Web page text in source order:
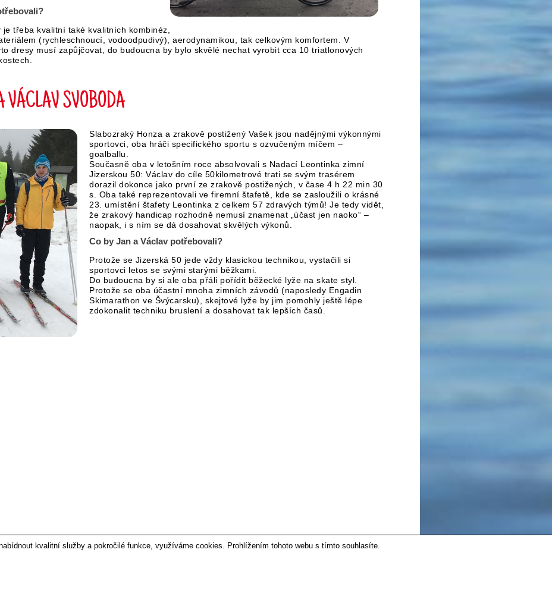
třeba kvalitní také kvalitních kombinéz,
(rychleschnoucí, vodoodpudivý), aerodynamikou, tak celkovým komfortem. V
dresy musí zapůjčovat, do budoucna by bylo skvělé nechat vyrobit cca 10 triatlonových
SVOBODA
Slabozraký Honza a zrakově postižený Vašek jsou nadějnými výkonnými
sportovci, oba hráči specifického sportu s ozvučeným míčem –
goalballu.
Současně oba v letošním roce absolvovali s Nadací Leontinka zimní
Jizerskou 50: Václav do cíle 50kilometrové trati se svým trasérem
dorazil dokonce jako první ze zrakově postižených, v čase 4 h 22 min 30
s. Oba také reprezentovali ve firemní štafetě, kde se zasloužili o krásné
23. umístění štafety Leontinka z celkem 57 zdravých týmů! Je tedy vidět,
že zrakový handicap rozhodně nemusí znamenat „účast jen naoko“ –
naopak, i s ním se dá dosahovat skvělých výkonů.
Co by Jan a Václav potřebovali?
Protože se Jizerská 50 jede vždy klasickou technikou, vystačili si
sportovci letos se svými starými běžkami.
Do budoucna by si ale oba přáli pořídit běžecké lyže na skate styl.
Protože se oba účastní mnoha zimních závodů (naposledy Engadin
Skimarathon ve Švýcarsku), skejtové lyže by jim pomohly ještě lépe
zdokonalit techniku bruslení a dosahovat tak lepších časů.
kvalitní služby a pokročilé funkce, využíváme cookies. Prohlížením tohoto webu s tímto souhlasíte.